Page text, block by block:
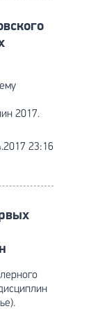
2017.
23:16